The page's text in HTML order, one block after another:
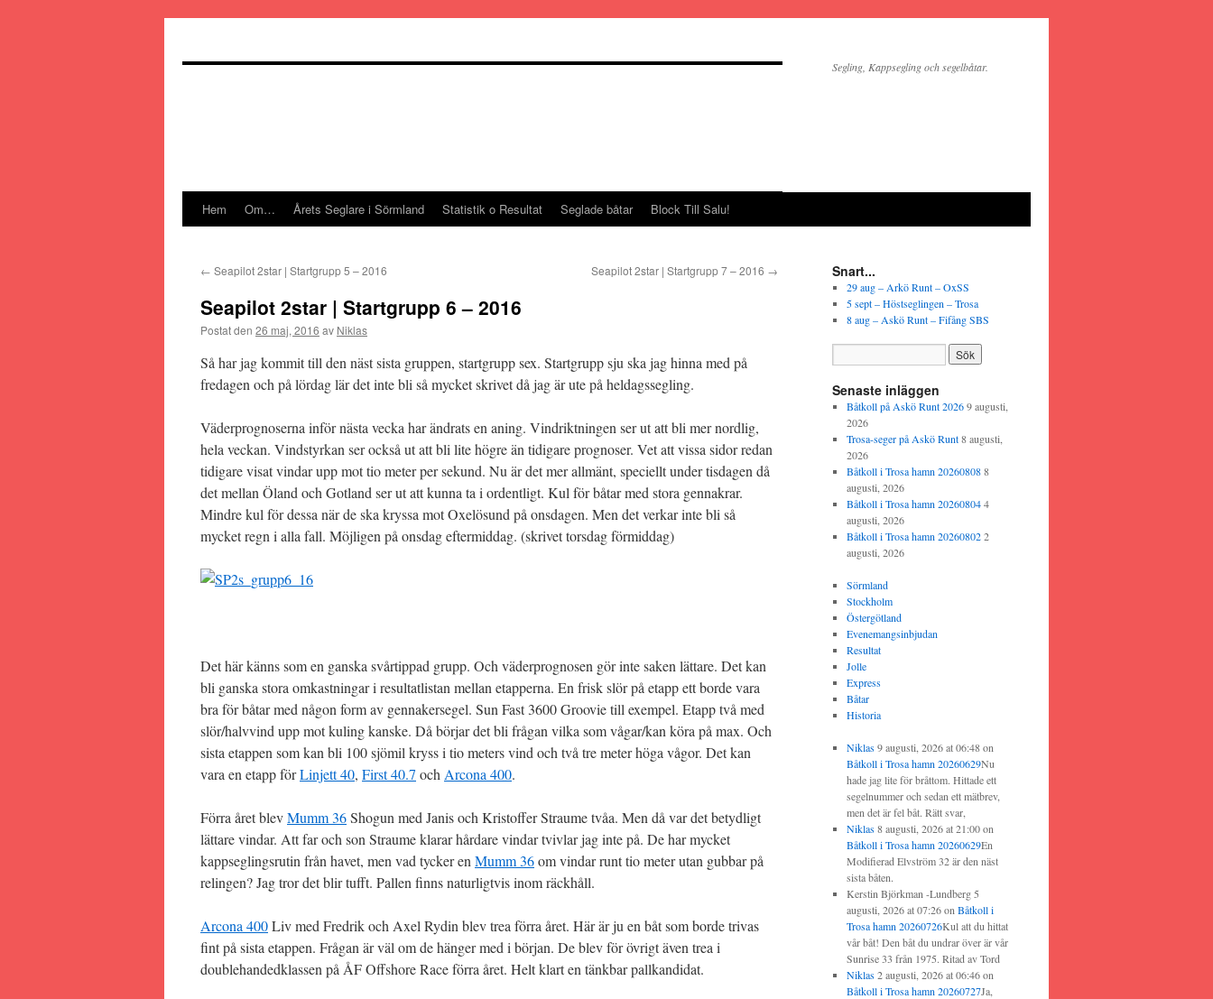
innehåll
Segling, Kappsegling och segelbåtar.
Hem Om… Årets Seglare i Sörmland Statistik o Resultat Seglade båtar Block Till Salu!
← Seapilot 2star | Startgrupp 5 – 2016 Seapilot 2star | Startgrupp 7 – 2016 →
Seapilot 2star | Startgrupp 6 – 2016
Postat den 26 maj, 2016 av Niklas
Så har jag kommit till den näst sista gruppen, startgrupp sex. Startgrupp sju ska jag hinna med på
fredagen och på lördag lär det inte bli så mycket skrivet då jag är ute på heldagssegling.
Väderprognoserna inför nästa vecka har ändrats en aning. Vindriktningen ser ut att bli mer nordlig,
hela veckan. Vindstyrkan ser också ut att bli lite högre än tidigare prognoser. Vet att vissa sidor redan
tidigare visat vindar upp mot tio meter per sekund. Nu är det mer allmänt, speciellt under tisdagen då
det mellan Öland och Gotland ser ut att kunna ta i ordentligt. Kul för båtar med stora gennakrar.
Mindre kul för dessa när de ska kryssa mot Oxelösund på onsdagen. Men det verkar inte bli så
mycket regn i alla fall. Möjligen på onsdag eftermiddag. (skrivet torsdag förmiddag)
Det här känns som en ganska svårtippad grupp. Och väderprognosen gör inte saken lättare. Det kan
bli ganska stora omkastningar i resultatlistan mellan etapperna. En frisk slör på etapp ett borde vara
bra för båtar med någon form av gennakersegel. Sun Fast 3600 Groovie till exempel. Etapp två med
slör/halvvind upp mot kuling kanske. Då börjar det bli frågan vilka som vågar/kan köra på max. Och
sista etappen som kan bli 100 sjömil kryss i tio meters vind och två tre meter höga vågor. Det kan
vara en etapp förLinjett 40, First 40.7 och Arcona 400.
Förra året blevMumm 36Shogun med Janis och Kristoffer Straume tvåa. Men då var det betydligt
lättare vindar. Att far och son Straume klarar hårdare vindar tvivlar jag inte på. De har mycket
kappseglingsrutin från havet, men vad tycker en Mumm 36om vindar runt tio meter utan gubbar på
relingen? Jag tror det blir tufft. Pallen finns naturligtvis inom räckhåll.
Arcona 400Liv med Fredrik och Axel Rydin blev trea förra året. Här är ju en båt som borde trivas
fint på sista etappen. Frågan är väl om de hänger med i början. De blev för övrigt även trea i
doublehandedklassen på ÅF Offshore Race förra året. Helt klart en tänkbar pallkandidat.
Snart...
29 aug – Arkö Runt – OxSS
5 sept – Höstseglingen – Trosa
8 aug – Askö Runt – Fifång SBS
Senaste inläggen
Båtkoll på Askö Runt 2026 9 augusti,
2026
Trosa-seger på Askö Runt 8 augusti,
2026
Båtkoll i Trosa hamn 20260808 8
augusti, 2026
Båtkoll i Trosa hamn 20260804 4
augusti, 2026
Båtkoll i Trosa hamn 20260802 2
augusti, 2026
Sörmland
Stockholm
Östergötland
Evenemangsinbjudan
Resultat
Jolle
Express
Båtar
Historia
Niklas9 augusti, 2026 at 06:48on
Båtkoll i Trosa hamn 20260629Nu
hade jag lite för bråttom. Hittade ett
segelnummer och sedan ett mätbrev,
men det är fel båt. Rätt svar,
Niklas8 augusti, 2026 at 21:00on
Båtkoll i Trosa hamn 20260629En
Modifierad Elvström 32 är den näst
sista båten.
Kerstin Björkman -Lundberg5
augusti, 2026 at 07:26on Båtkoll i
Trosa hamn 20260726Kul att du hittat
vår båt! Den båt du undrar över är vår
Sunrise 33 från 1975. Ritad av Tord
Niklas2 augusti, 2026 at 06:46on
Båtkoll i Trosa hamn 20260727Ja,